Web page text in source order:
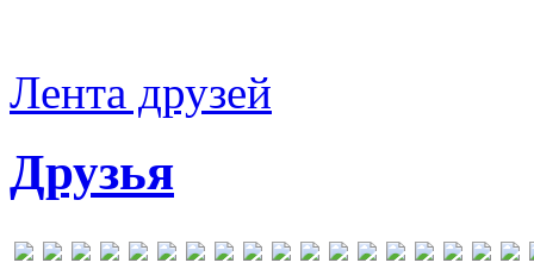
Лента друзей
Друзья